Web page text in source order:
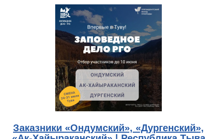
photo_2026-04-13_10-40-40.jpg
Заказники «Ондумский», «Дургенский»,